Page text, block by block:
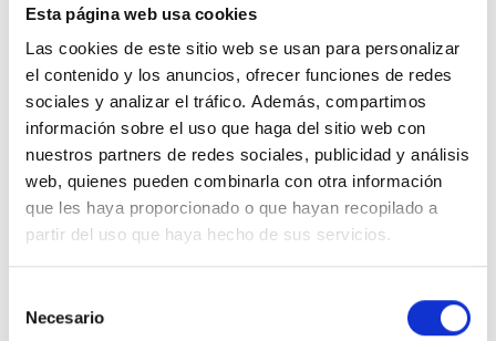
Esta página web usa cookies
Las cookies de este sitio web se usan para personalizar
el contenido y los anuncios, ofrecer funciones de redes
sociales y analizar el tráfico. Además, compartimos
información sobre el uso que haga del sitio web con
nuestros partners de redes sociales, publicidad y análisis
web, quienes pueden combinarla con otra información
que les haya proporcionado o que hayan recopilado a
partir del uso que haya hecho de sus servicios.
Necesario
Tanto en su construcción como en su mantenimiento se han de
tener en cuenta los siguientes parámetros:
Se debecontrolar la humedad mediante técnicas en las que se
evite la descomposición.
Proveer de unos
controles eficaces sobre plagas como termitas
u otros insectos.
Debe utilizarsematerial de madera tratado a presióno los que
naturalmente sean más perdurables.
No deben realizarse alteraciones en elementos estructurales